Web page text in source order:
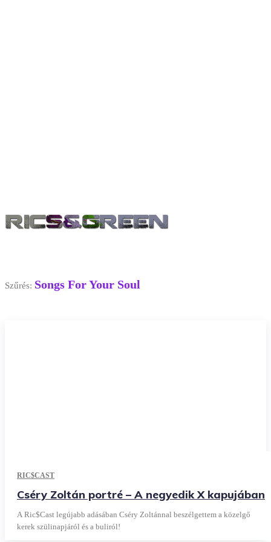
Szűrés: Songs For Your Soul
RIC$CAST
Cséry Zoltán portré – A negyedik X kapujában
A Ric$Cast legújabb adásában Cséry Zoltánnal beszélgettem a közelgő
kerek szülinapjáról és a buliról!